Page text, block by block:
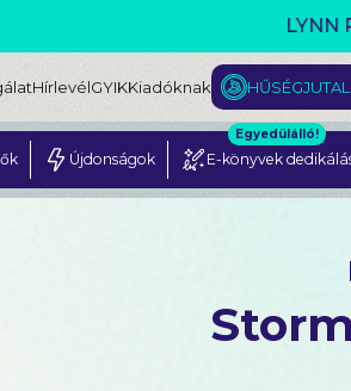
MEGJELENT! L. J. SHEN:
HírlevélGYIKKiadóknak
Újdonságok E-könyvek
Egyedülálló!